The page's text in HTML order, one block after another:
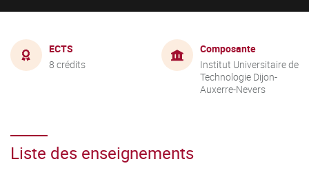
ECTS
8 crédits
Composante
Institut Universitaire de
Technologie Dijon-
Auxerre-Nevers
Liste des enseignements